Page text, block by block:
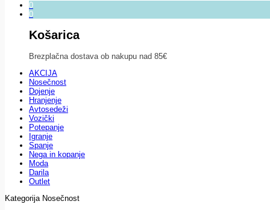
0
0
Košarica
Brezplačna dostava ob nakupu nad 85€
AKCIJA
Nosečnost
Dojenje
Hranjenje
Avtosedeži
Vozički
Potepanje
Igranje
Spanje
Nega in kopanje
Moda
Darila
Outlet
Kategorija Nosečnost